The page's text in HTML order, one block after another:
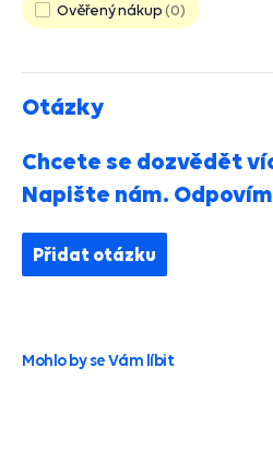
Ověřený nákup 0
Otázky
Chcete se dozvědět
Napište nám.
Přidat otázku
Mohlo by se Vám líbit